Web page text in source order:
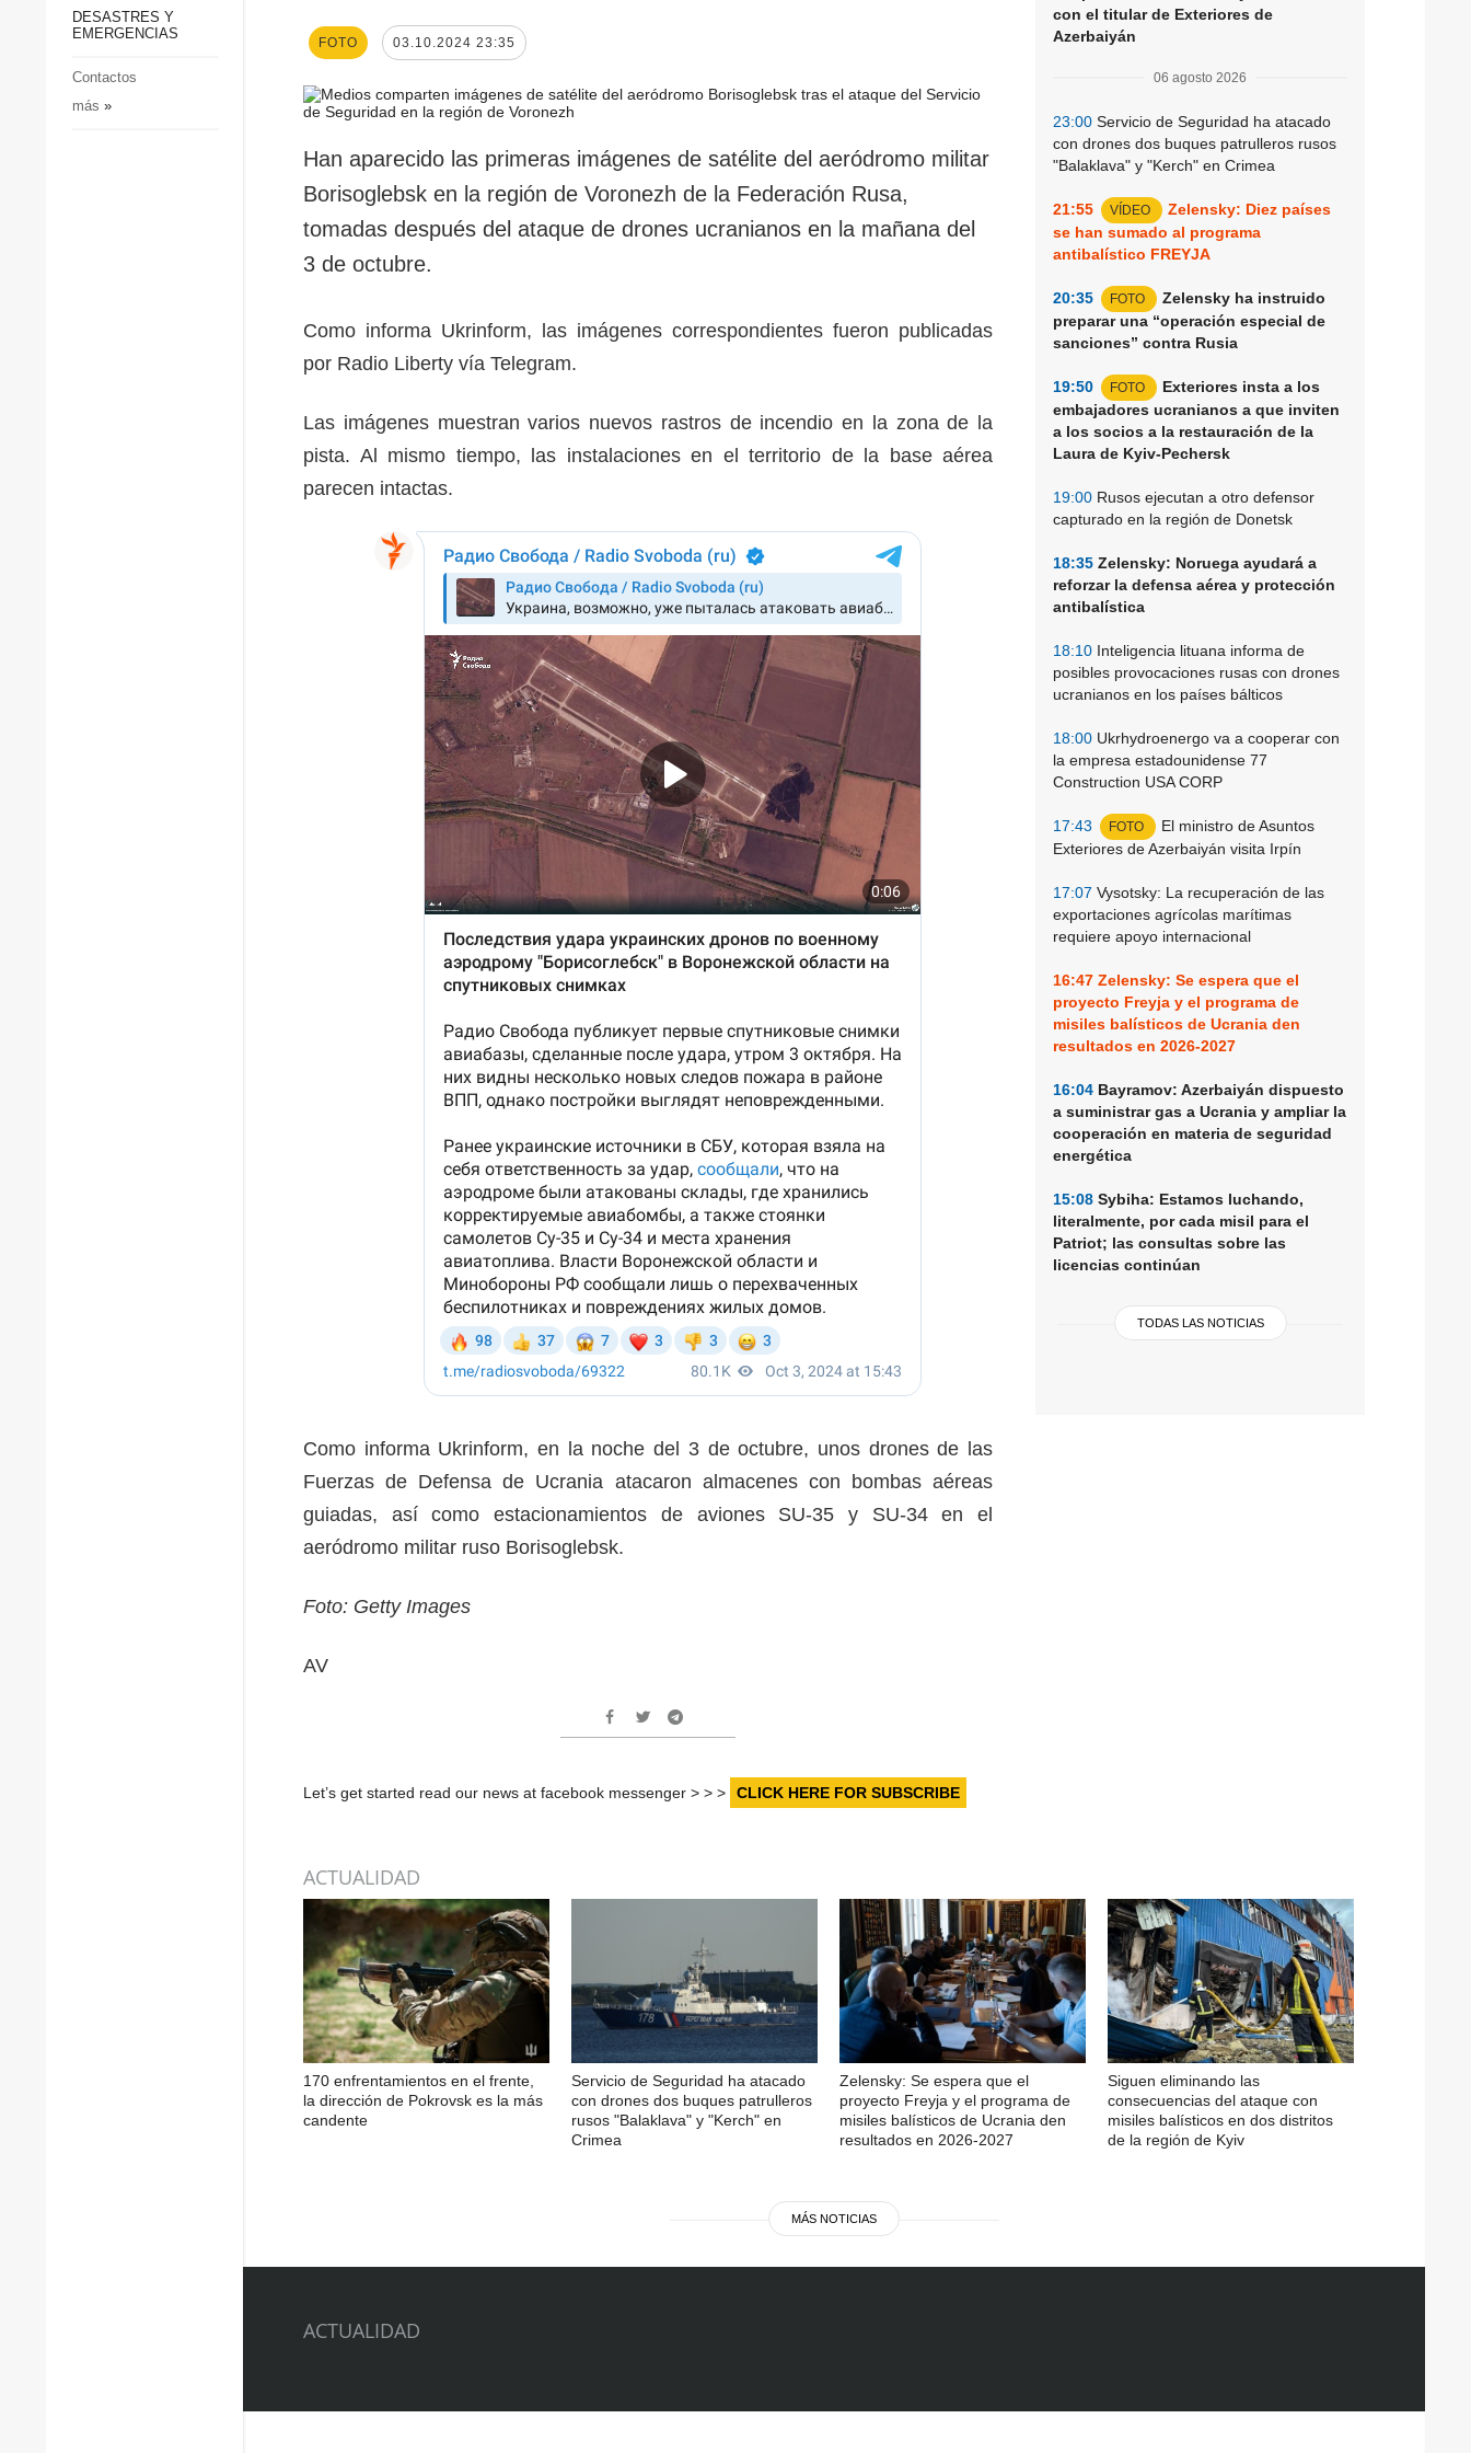
Sociedad y Cultura
personales
DESASTRES Y
EMERGENCIAS
Contactos
más »
con el titular de Exteriores de
Azerbaiyán
06 agosto 2026
23:00 Servicio de Seguridad ha atacado
con drones dos buques patrulleros rusos
"Balaklava" y "Kerch" en Crimea
21:55 VÍDEO
Zelensky: Diez países
se han sumado al programa
antibalístico FREYJA
20:35 FOTO
Zelensky ha instruido
preparar una “operación especial de
sanciones” contra Rusia
19:50 FOTO
Exteriores insta a los
embajadores ucranianos a que inviten
a los socios a la restauración de la
Laura de Kyiv-Pechersk
19:00 Rusos ejecutan a otro defensor
capturado en la región de Donetsk
18:35 Zelensky: Noruega ayudará a
reforzar la defensa aérea y protección
antibalística
18:10 Inteligencia lituana informa de
posibles provocaciones rusas con drones
ucranianos en los países bálticos
18:00 Ukrhydroenergo va a cooperar con
la empresa estadounidense 77
Construction USA CORP
17:43 FOTO
El ministro de Asuntos
Exteriores de Azerbaiyán visita Irpín
17:07 Vysotsky: La recuperación de las
exportaciones agrícolas marítimas
requiere apoyo internacional
16:47 Zelensky: Se espera que el
proyecto Freyja y el programa de
misiles balísticos de Ucrania den
resultados en 2026-2027
16:04 Bayramov: Azerbaiyán dispuesto
a suministrar gas a Ucrania y ampliar la
cooperación en materia de seguridad
energética
15:08 Sybiha: Estamos luchando,
literalmente, por cada misil para el
Patriot; las consultas sobre las
licencias continúan
TODAS LAS NOTICIAS
FOTO 03.10.2024 23:35
Han aparecido las primeras imágenes de satélite del aeródromo militar
Borisoglebsk en la región de Voronezh de la Federación Rusa,
tomadas después del ataque de drones ucranianos en la mañana del
3 de octubre.
Como informa Ukrinform, las imágenes correspondientes fueron publicadas
por Radio Liberty vía Telegram.
Las imágenes muestran varios nuevos rastros de incendio en la zona de la
pista. Al mismo tiempo, las instalaciones en el territorio de la base aérea
parecen intactas.
Como informa Ukrinform, en la noche del 3 de octubre, unos drones de las
Fuerzas de Defensa de Ucrania atacaron almacenes con bombas aéreas
guiadas, así como estacionamientos de aviones SU-35 y SU-34 en el
aeródromo militar ruso Borisoglebsk.
Foto: Getty Images
AV
Let’s get started read our news at facebook messenger > > > CLICK HERE FOR SUBSCRIBE
ACTUALIDAD
170 enfrentamientos en el frente,
la dirección de Pokrovsk es la más
candente
Servicio de Seguridad ha atacado
con drones dos buques patrulleros
rusos "Balaklava" y "Kerch" en
Crimea
Zelensky: Se espera que el
proyecto Freyja y el programa de
misiles balísticos de Ucrania den
resultados en 2026-2027
Siguen eliminando las
consecuencias del ataque con
misiles balísticos en dos distritos
de la región de Kyiv
MÁS NOTICIAS
ACTUALIDAD